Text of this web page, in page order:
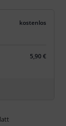
kostenlos
5,90 €